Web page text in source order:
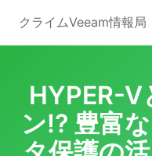
content
クライムVeeam情報局
HYPER-V
ン!? 豊富